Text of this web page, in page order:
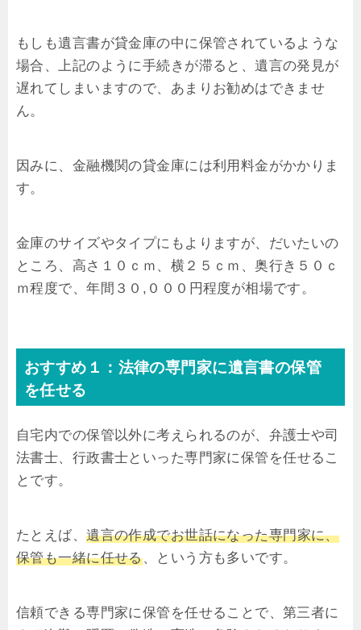
もしも遺言書が貸金庫の中に保管されているような
場合、上記のように手続きが滞ると、遺言の発見が
遅れてしまいますので、あまりお勧めはできませ
ん。
因みに、金融機関の貸金庫には利用料金がかかりま
す。
金庫のサイズやタイプにもよりますが、だいたいの
ところ、高さ１０ｃｍ、横２５ｃｍ、奥行き５０ｃ
ｍ程度で、年間３０,０００円程度が相場です。
おすすめ１：法律の専門家に遺言書の保管
を任せる
自宅内での保管以外に考えられるのが、弁護士や司
法書士、行政書士といった専門家に保管を任せるこ
とです。
たとえば、遺言の作成でお世話になった専門家に、
保管も一緒に任せる、という方も多いです。
信頼できる専門家に保管を任せることで、第三者に